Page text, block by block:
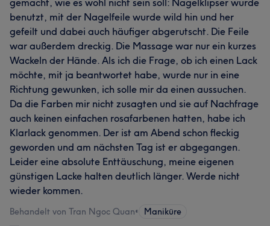
benutzt, mit der Nagelfeile wurde wild hin und her
gefeilt und dabei auch häufiger abgerutscht. Die Feile
war außerdem dreckig. Die Massage war nur ein kurzes
Wackeln der Hände. Als ich die Frage, ob ich einen Lack
möchte, mit ja beantwortet habe, wurde nur in eine
Richtung gewunken, ich solle mir da einen aussuchen.
Da die Farben mir nicht zusagten und sie auf Nachfrage
auch keinen einfachen rosafarbenen hatten, habe ich
Klarlack genommen. Der ist am Abend schon fleckig
geworden und am nächsten Tag ist er abgegangen.
Leider eine absolute Enttäuschung, meine eigenen
günstigen Lacke halten deutlich länger. Werde nicht
wieder kommen.
Behandelt von Tran Ngoc Quan• Maniküre